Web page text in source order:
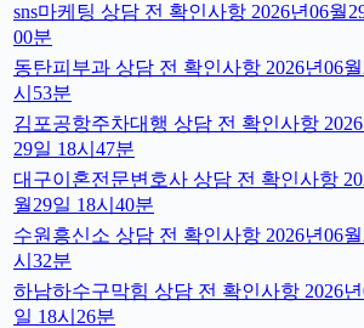
sns마케팅 상담 전 확인사항 2026년06월
00분
동탄피부과 상담 전 확인사항 2026년06
시53분
김포공항주차대행 상담 전 확인사항
29일 18시47분
대구이혼전문변호사 상담 전 확인사항
월29일 18시40분
수원흥신소 상담 전 확인사항 2026년06
시32분
하남하수구막힘 상담 전 확인사항 2026
일 18시26분